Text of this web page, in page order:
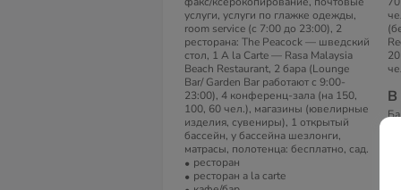
услуги, услуги по глажке одежды,
room service (с 7:00 до 23:00), 2
ресторана: The Peacock — шведский
стол, 1 A la Carte — Rasa Malaysia
Beach Restaurant, 2 бара (Lounge
Bar/ Garden Bar работают с 9:00-
23:00), 4 конференц-зала (на 150,
100, 60 чел.), магазины (ювелирные
изделия, сувениры), 1 открытый
бассейн, у бассейна шезлонги,
матрасы, полотенца: бесплатно, сад.
ресторан
ресторан a la carte
20
В